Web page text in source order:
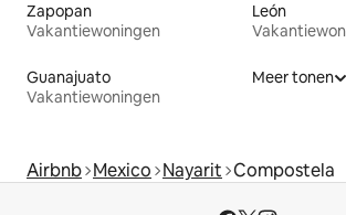
Zapopan
Vakantiewoningen
León
Guanajuato
Vakantiewoningen
Meer tonen
Airbnb Mexico Nayarit Compostela